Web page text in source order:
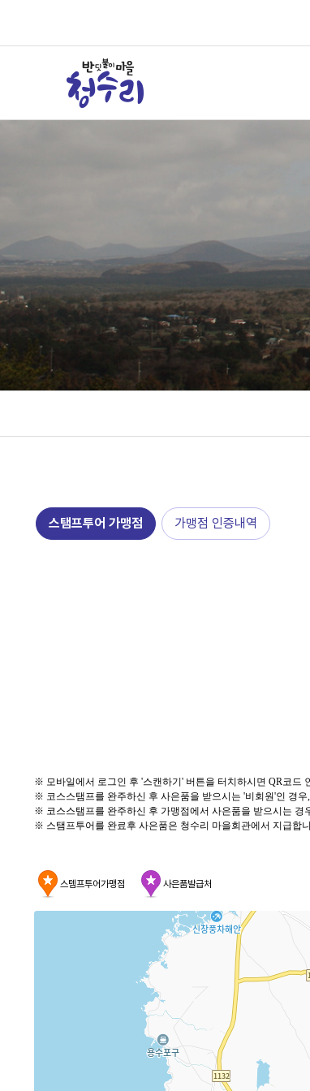
스탬프투어 가맹점 가맹점 인증내역
※ 모바일에서 로그인 후 '스캔하기 ' 버튼을 터치하시면 QR코드
※ 코스스탬프를 완주하신 후 사은품을 받으시는 '비회원'인 경우,
※ 코스스탬프를 완주하신 후 가맹점에서 사은품을 받으시는 경
※ 스탬프투어를 완료후 사은품은 청수리 마을회관에서 지급합
스템프투어가맹점 사은품발급처